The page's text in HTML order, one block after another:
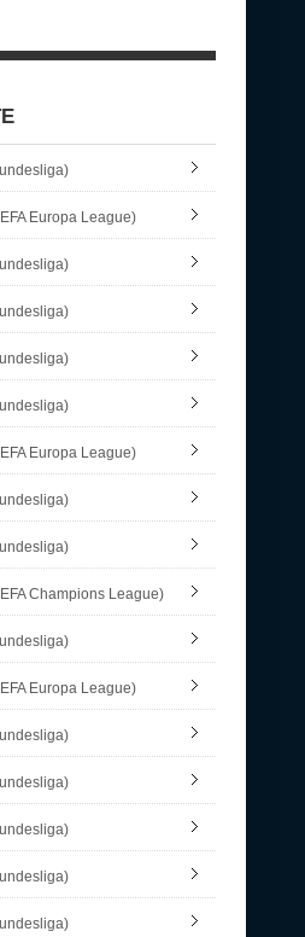
Europa League)
Europa League)
Champions League)
Europa League)